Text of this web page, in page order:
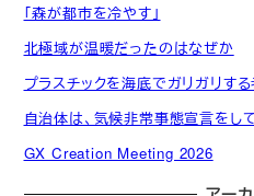
「森が都市を冷やす」
北極域が温暖だったのはなぜか
プラスチックを海底でガリガリす
自治体は、気候非常事態宣言をし
GX Creation Meeting 2026